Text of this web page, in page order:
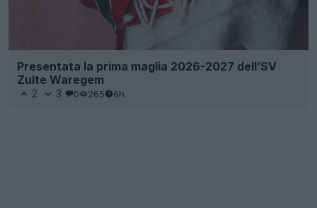
Presentata la prima maglia 2026-2027 dell’SV
Zulte Waregem
2 3 0 265 6h